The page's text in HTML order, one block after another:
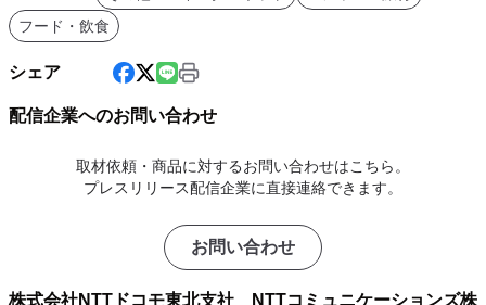
フード・飲食
シェア
配信企業へのお問い合わせ
取材依頼・商品に対するお問い合わせはこちら。
プレスリリース配信企業に直接連絡できます。
お問い合わせ
株式会社NTTドコモ東北支社 NTTコミュニケーションズ株